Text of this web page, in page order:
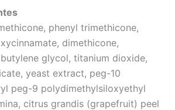
phenyl trimethicone,
dimethicone,
glycol, titanium dioxide,
yeast extract, peg-10
peg-9 polydimethylsiloxyethyl
citrus grandis (grapefruit) peel